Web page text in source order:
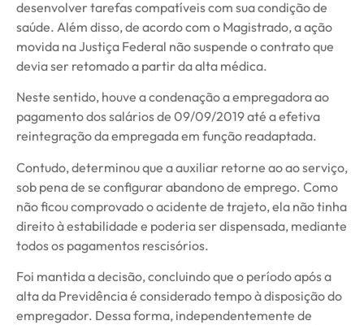
desenvolver tarefas compatíveis com sua condição de
saúde. Além disso, de acordo com o Magistrado, a ação
movida na Justiça Federal não suspende o contrato que
devia ser retomado a partir da alta médica.
Neste sentido, houve a condenação a empregadora ao
pagamento dos salários de 09/09/2019 até a efetiva
reintegração da empregada em função readaptada.
Contudo, determinou que a auxiliar retorne ao ao serviço,
sob pena de se configurar abandono de emprego. Como
não ficou comprovado o acidente de trajeto, ela não tinha
direito à estabilidade e poderia ser dispensada, mediante
todos os pagamentos rescisórios.
Foi mantida a decisão, concluindo que o período após a
alta da Previdência é considerado tempo à disposição do
empregador. Dessa forma, independentemente de